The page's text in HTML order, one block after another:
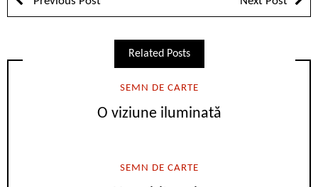
Related Posts
SEMN DE CARTE
O viziune iluminată
SEMN DE CARTE